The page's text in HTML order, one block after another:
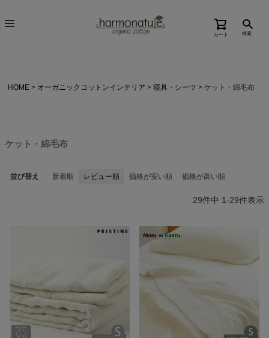
カート 検索
HOME オーガニックコットンインテリア 寝具・シーツ ケット・綿毛布
ケット・綿毛布
並び替え 新着順 レビュー順 価格が安い順 価格が高い順
29件中 1-29件表示